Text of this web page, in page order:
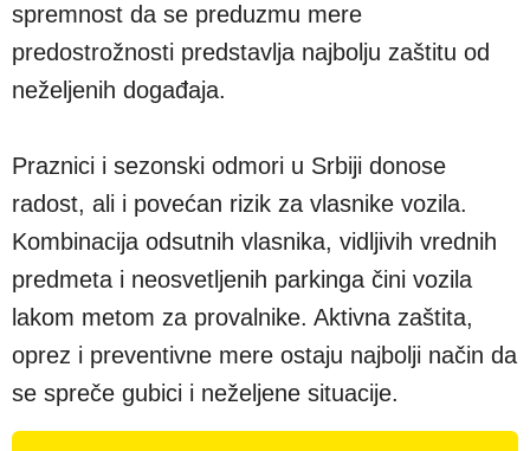
spremnost da se preduzmu mere
predostrožnosti predstavlja najbolju zaštitu od
neželjenih događaja.
Praznici i sezonski odmori u Srbiji donose
radost, ali i povećan rizik za vlasnike vozila.
Kombinacija odsutnih vlasnika, vidljivih vrednih
predmeta i neosvetljenih parkinga čini vozila
lakom metom za provalnike. Aktivna zaštita,
oprez i preventivne mere ostaju najbolji način da
se spreče gubici i neželjene situacije.